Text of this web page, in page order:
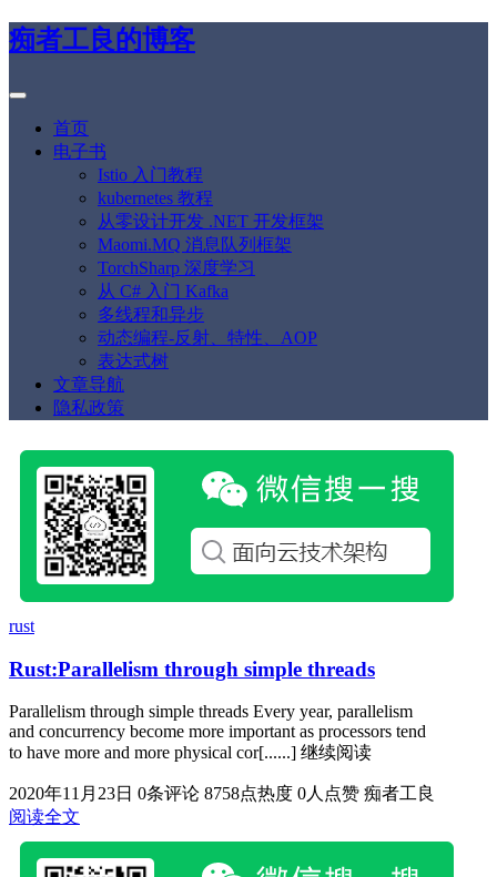
痴者工良的博客
首页
电子书
Istio 入门教程
kubernetes 教程
从零设计开发 .NET 开发框架
Maomi.MQ 消息队列框架
TorchSharp 深度学习
从 C# 入门 Kafka
多线程和异步
动态编程-反射、特性、AOP
表达式树
文章导航
隐私政策
rust
Rust:Parallelism through simple threads
Parallelism through simple threads Every year, parallelism
and concurrency become more important as processors tend
to have more and more physical cor[......] 继续阅读
2020年11月23日 0条评论 8758点热度 0人点赞 痴者工良
阅读全文